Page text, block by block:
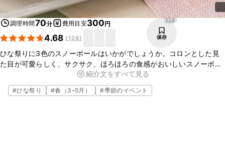
調理時間70分 費用目安300円
4.68 (128)
6773
保存
ひな祭りに3色のスノーボールはいかがでしょうか。コロンとした見
た目が可愛らしく、サクサク、ほろほろの食感がおいしいスノーボー
ルクッキーは、お子様にも喜ばれますよ。クッキーなので、洋風のお
祝いごはんにもぴったりです！混ぜ合わせるだけで簡単にお作りいた
だけますので、ぜひお試しくださいね。
紹介文をすべて見る
#ひな祭り #春（3–5月） #季節のイベント